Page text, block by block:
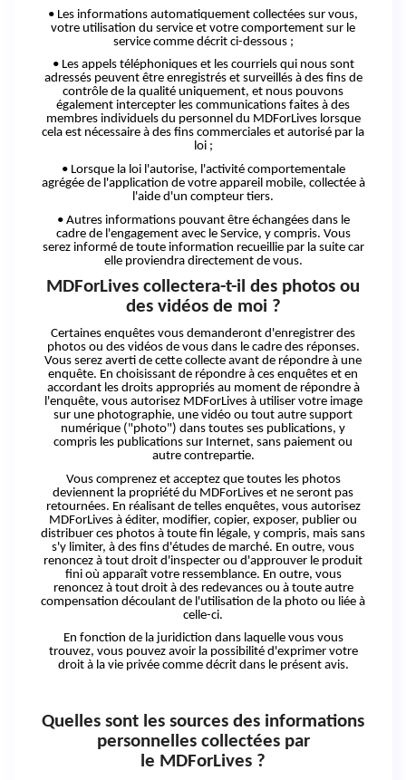
• Les informations automatiquement collectées sur vous,
votre utilisation du service et votre comportement sur le
service comme décrit ci-dessous ;
• Les appels téléphoniques et les courriels qui nous sont
adressés peuvent être enregistrés et surveillés à des fins de
contrôle de la qualité uniquement, et nous pouvons
également intercepter les communications faites à des
membres individuels du personnel du MDForLives lorsque
cela est nécessaire à des fins commerciales et autorisé par la
loi ;
• Lorsque la loi l'autorise, l'activité comportementale
agrégée de l'application de votre appareil mobile, collectée à
l'aide d'un compteur tiers.
• Autres informations pouvant être échangées dans le
cadre de l'engagement avec le Service, y compris. Vous
serez informé de toute information recueillie par la suite car
elle proviendra directement de vous.
MDForLives collectera-t-il des photos ou
des vidéos de moi ?
Certaines enquêtes vous demanderont d'enregistrer des
photos ou des vidéos de vous dans le cadre des réponses.
Vous serez averti de cette collecte avant de répondre à une
enquête. En choisissant de répondre à ces enquêtes et en
accordant les droits appropriés au moment de répondre à
l'enquête, vous autorisez MDForLives à utiliser votre image
sur une photographie, une vidéo ou tout autre support
numérique ("photo") dans toutes ses publications, y
compris les publications sur Internet, sans paiement ou
autre contrepartie.
Vous comprenez etacceptez que toutes les photos
deviennent la propriété du MDForLives et ne seront pas
retournées. En réalisant de telles enquêtes, vous autorisez
MDForLives à éditer, modifier, copier, exposer, publier ou
distribuer ces photos à toute fin légale, y compris, mais sans
s'y limiter, à des fins d'études de marché. En outre, vous
renoncez à tout droit d'inspecter ou d'approuver le produit
fini où apparaît votre ressemblance. En outre, vous
renoncez à tout droit à des redevances ou à toute autre
compensation découlant de l'utilisation de la photo ou liée à
celle-ci.
En fonction de la juridiction dans laquelle vous vous
trouvez, vous pouvez avoir la possibilité d'exprimer votre
droit à la vie privée comme décrit dans le présent avis.
Quelles sont les sources des informations
personnelles collectées par
le MDForLives ?